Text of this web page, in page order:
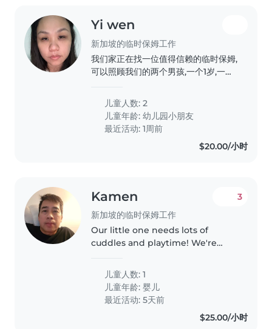
Yi wen
新加坡的临时保姆工作
我们家正在找一位值得信赖的临时保姆,
可以照顾我们的两个男孩,一个1岁,一个
承担家务的临时保姆。若您有特殊需求
儿童的照护经验(特别是癫痫方面),我们
将优先考虑。欢迎随时联系我预约见面
沟通。
儿童人数: 2
儿童年龄:幼儿园小朋友
最近活动: 1周前
$20.00/小时
Kamen
新加坡的临时保姆工作
3
Our little one needs lots of
cuddles and playtime! We're
enjoys cooking for our playful,
affectionate baby. Reliable,
gentle care in our home is a
must
儿童人数: 1
儿童年龄:婴儿
最近活动: 5天前
$25.00/小时